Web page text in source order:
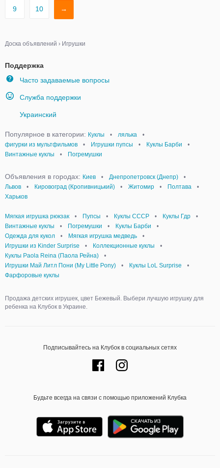
9 10 →
Доска объявлений › Игрушки
Поддержка
Часто задаваемые вопросы
Служба поддержки
Украинский
Популярное в категории: Куклы • лялька
•
фигурки из мультфильмов
• Игрушки пупсы • Куклы Барби
•
Винтажные куклы
• Погремушки
Объявления в городах: Киев • Днепропетровск (Днепр)
•
Львов
• Кировоград (Кропивницький) • Житомир • Полтава
•
Харьков
Мягкая игрушка рюкзак • Пупсы • Куклы СССР • Куклы Гдр
•
Винтажные куклы
• Погремушки • Куклы Барби
•
Одежда для кукол
• Мягкая игрушка медведь
•
Игрушки из Kinder Surprise
• Коллекционные куклы
•
Куклы Paola Reina (Паола Рейна)
•
Игрушки Май Литл Пони (My Little Pony)
• Куклы LoL Surprise
•
Фарфоровые куклы
Продажа детских игрушек, цвет Бежевый. Выбери лучшую игрушку для
ребенка на Клубок в Украине.
Подписывайтесь на Клубок в социальных сетях
Будьте всегда на связи с помощью приложений Клубка